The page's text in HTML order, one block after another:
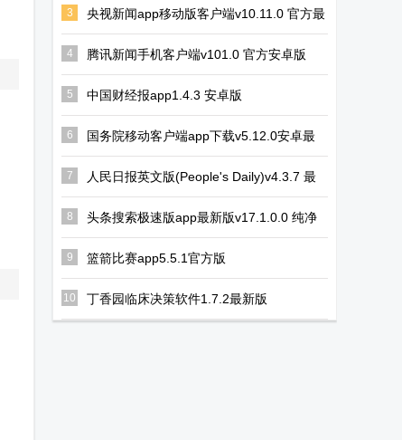
即刻电视TV版 油桃TV火狐版
3
央视新闻app移动版客户端v10.11.0 官方最
新版
4 腾讯新闻手机客户端v101.0 官方安卓版
5 中国财经报app1.4.3 安卓版
6
国务院移动客户端app下载v5.12.0安卓最
新版
7
人民日报英文版(People's Daily)v4.3.7 最
新版
8
头条搜索极速版app最新版v17.1.0.0 纯净
版
9 篮箭比赛app5.5.1官方版
10 丁香园临床决策软件1.7.2最新版